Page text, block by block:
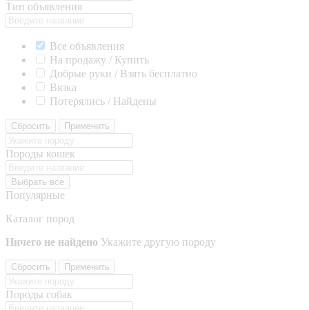
Тип объявления
Все объявления
На продажу / Купить
Добрые руки / Взять бесплатно
Вязка
Потерялись / Найдены
Сбросить Применить
Породы кошек
Выбрать все
Популярные
Каталог пород
Ничего не найдено Укажите другую породу
Сбросить Применить
Породы собак